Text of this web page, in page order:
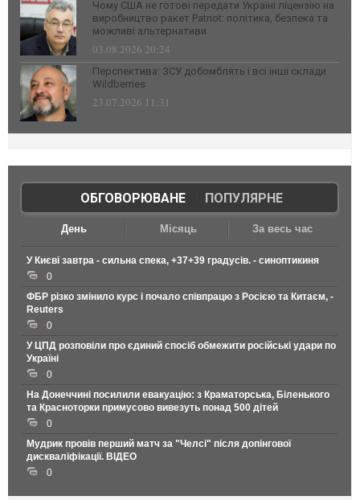
Чому США не готові передати Україні ліцензію на
виробництво ракет Patriot: політика, безпека та
можливі альтернативи
03.08.2026 20:24
Перспектива: ЗСУ добомблять і всі інші склади
Wildberries
23.07.2026 11:31
ОБГОВОРЮВАНЕ| ПОПУЛЯРНЕ
День Місяць За весь час
У Києві завтра - сильна спека, +37+39 градусів. - синоптикиня
0
ФБР різко змінило курс і почало співпрацю з Росією та Китаєм, -
Reuters
0
У ЦПД розповіли про єдиний спосіб обмежити російські удари по
Україні
0
На Донеччині посилили евакуацію: з Краматорська, Біленького
та Красноторки примусово вивезуть понад 500 дітей
0
Мудрик провів перший матч за "Челсі" після допінгової
дискваліфікації. ВІДЕО
0